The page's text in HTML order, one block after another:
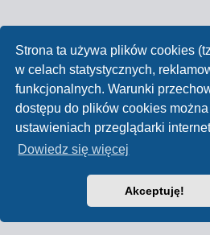
Strona ta używa plików cookies
w celach statystycznych,
funkcjonalnych. Warunki
dostępu do plików cookies
ustawieniach przeglądarki
Dowiedz się więcej
Akceptuję!